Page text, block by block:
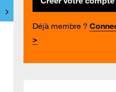
Déjà membre ?
>